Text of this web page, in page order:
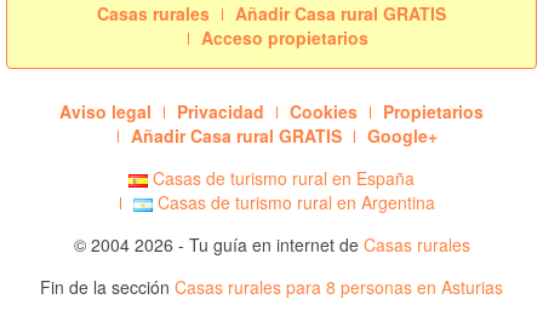
Casas rurales
Añadir Casa rural GRATIS
Acceso propietarios
Aviso legal Privacidad Cookies
Propietarios
Añadir Casa rural GRATIS
Google+
Casas de turismo rural en España
Casas de turismo rural en Argentina
© 2004 2026 - Tu guía en internet de Casas rurales
Fin de la sección Casas rurales para 8 personas en Asturias